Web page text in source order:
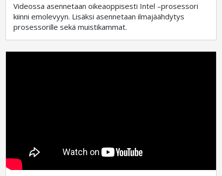
Videossa asennetaan oikeaoppisesti Intel –prosessori
kiinni emolevyyn. Lisäksi asennetaan ilmajäähdytys
prosessorille sekä muistikammat.